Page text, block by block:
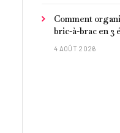
Comment
bric-à-brac en 3
4 AOÛT 2026